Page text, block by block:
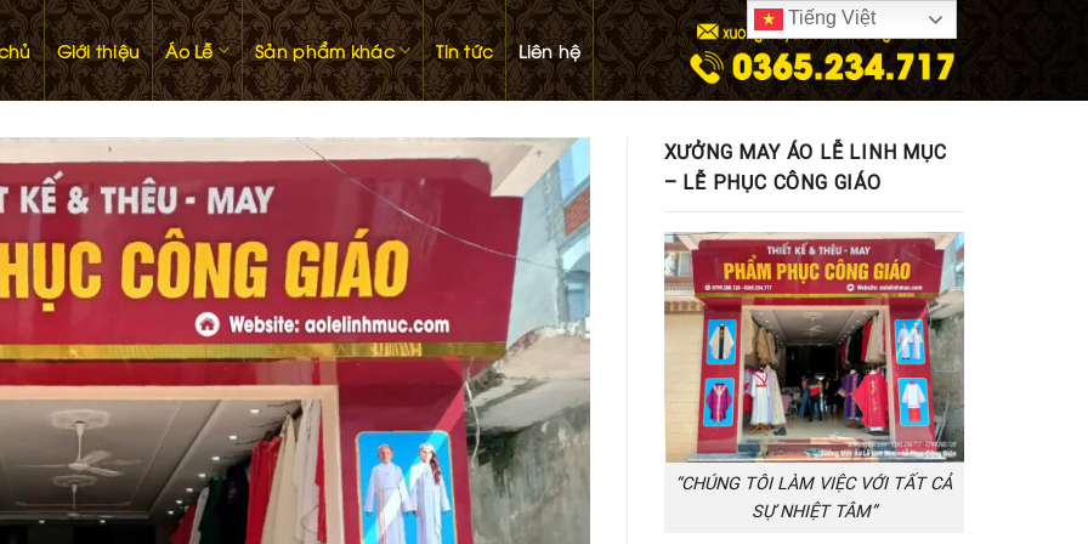
Giới thiệu Áo Lễ Sản phẩm khác Tin tức Liên hệ
XƯỞNG MAY ÁO LỄ LINH MỤC
– LỄ PHỤC CÔNG GIÁO
“CHÚNG TÔI LÀM VIỆC VỚI TẤT CẢ
SỰ NHIỆT TÂM”
Tiếng Việt